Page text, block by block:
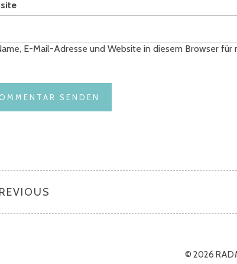
E-Mail-Adresse und Website in diesem Browser
© 2026